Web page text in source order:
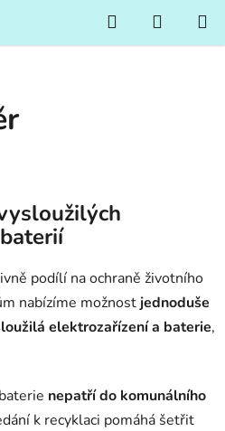
Hledat
KOŠÍK
podílí na ochraně životního
nabízíme možnost jednoduše
elektrozařízení a baterie,
nepatří do komunálního
k recyklaci pomáhá šetřit